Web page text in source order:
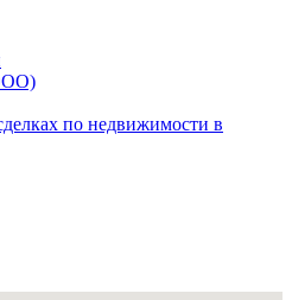
по недвижимости в